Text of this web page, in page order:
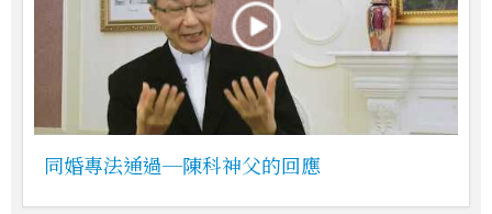
同婚專法通過─陳科神父的回應